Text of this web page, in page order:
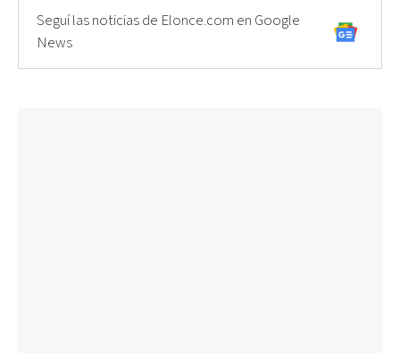
Seguí las noticias de Elonce.com en Google
News